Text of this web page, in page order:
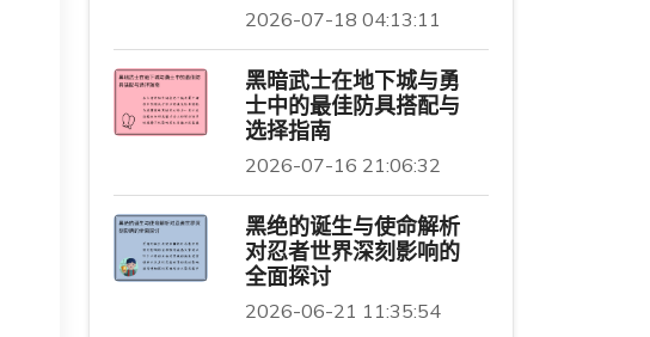
2026-07-18 04:13:11
黑暗武士在地下城与勇
士中的最佳防具搭配与
选择指南
2026-07-16 21:06:32
黑绝的诞生与使命解析
对忍者世界深刻影响的
全面探讨
2026-06-21 11:35:54